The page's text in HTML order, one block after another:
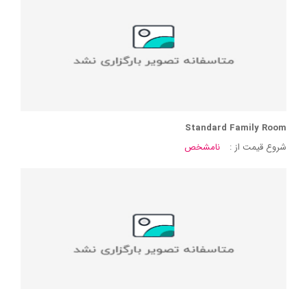
Standard Family Room
شروع قیمت از :
نامشخص